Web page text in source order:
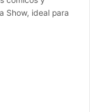
Show, ideal para